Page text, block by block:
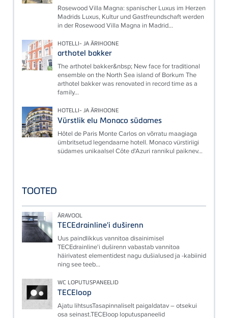
Rosewood Villa Magna: spanischer Luxus im Herzen
Madrids Luxus, Kultur und Gastfreundschaft werden
in der Rosewood Villa Magna in Madrid...
HOTELLI- JA ÄRIHOONE
arthotel bakker
The arthotel bakker&nbsp; New face for traditional
ensemble on the North Sea island of Borkum The
arthotel bakker was renovated in record time as a
family...
HOTELLI- JA ÄRIHOONE
Vürstlik elu Monaco südames
Hôtel de Paris Monte Carlos on võrratu maagiaga
ümbritsetud legendaarne hotell. Monaco vürstiriigi
südames unikaalsel Côte d'Azuri rannikul paiknev...
TOOTED
ÄRAVOOL
TECEdrainline'i duširenn
Uus paindlikkus vannitoa disainimisel
TECEdrainline'i duširenn vabastab vannitoa
häirivatest elementidest nagu dušialused ja -kabiinid
ning see teeb...
WC LOPUTUSPANEELID
TECEloop
Ajatu lihtsusTasapinnaliselt paigaldatav – otsekui
osa seinast.TECEloop loputuspaneelid